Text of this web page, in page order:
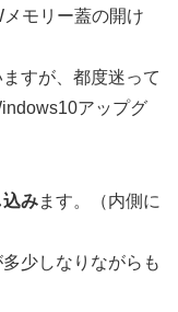
モリー蓋の開け
すが、都度迷って
アップグ
みます。（内側に
少しなりながらも